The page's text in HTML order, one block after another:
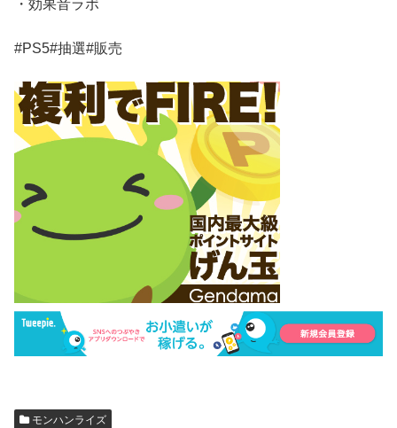
・効果音ラボ
#PS5#抽選#販売
モンハンライズ